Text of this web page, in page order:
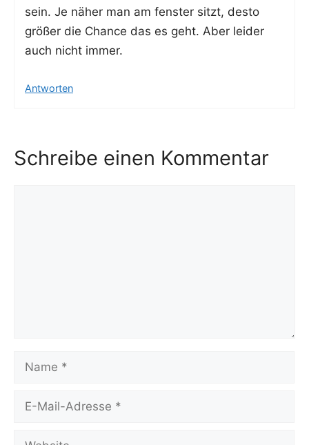
sein. Je näher man am fens­ter sitzt, des­to
grö­ßer die Chan­ce das es geht. Aber lei­der
auch nicht immer.
Antworten
Schreibe einen Kommentar
Name
Adresse
Website